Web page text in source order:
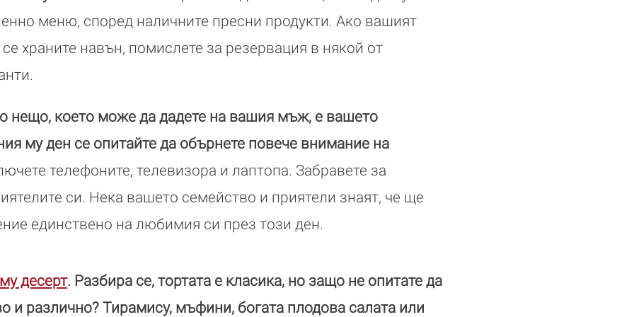
меню, според наличните пресни продукти. Ако вашият
храните навън, помислете за резервация в някой от
нещо, което може да дадете на вашия мъж, е вашето
му ден се опитайте да обърнете повече внимание на
телефоните, телевизора и лаптопа. Забравете за
си. Нека вашето семейство и приятели знаят, че ще
единствено на любимия си през този ден.
десерт. Разбира се, тортата е класика, но защо не опитате да
и различно? Тирамису, мъфини, богата плодова салата или